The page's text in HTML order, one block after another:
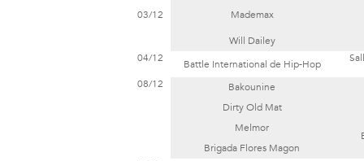
03/12
Mademax
Will Dailey
04/12
Battle International de Hip-Hop
08/12
Bakounine
Dirty Old Mat
Melmor
Brigada Flores Magon